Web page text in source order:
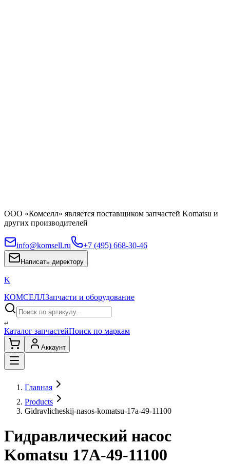
ООО «Комселл» является поставщиком запчастей Komatsu и
других производителей
info@komsell.ru +7 (495) 668-30-46
Написать директору
K
КОМСЕЛЛЗапчасти и оборудование
↵
Каталог запчастейПоиск по маркам
Аккаунт
Главная
Products
Gidravlicheskij-nasos-komatsu-17a-49-11100
Гидравлический насос
Komatsu 17A-49-11100